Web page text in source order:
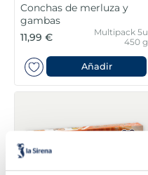
Conchas de merluza y
gambas
11,99 €
Multipack 5u
450 g
Añadir